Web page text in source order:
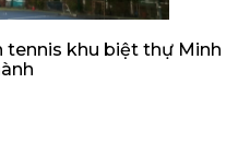
tennis khu biệt thự Minh